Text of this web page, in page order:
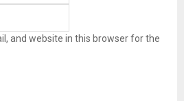
and website in this browser for the